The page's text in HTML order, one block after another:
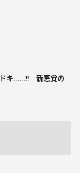
ドキ……!! 新感覚の